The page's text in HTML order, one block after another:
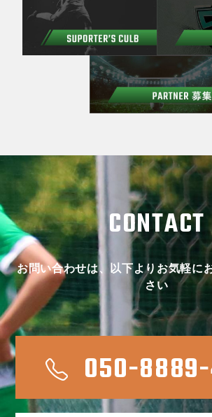
CONTACT
お問い合わせは、以下よりお気軽に
さい
050-